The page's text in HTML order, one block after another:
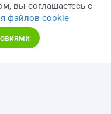
вы соглашаетесь с
файлов cookie